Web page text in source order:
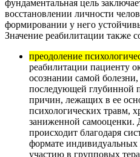
фундаментальная цель
восстановлении личности
формировании у него
Значение реабилитации также
преодоление
реабилитации пациенту
осознании самой
последующей глубинной
причин, лежащих в ее
психологических травм,
заниженной самооценки.
происходит благодаря
формате индивидуальных
участию в групповых